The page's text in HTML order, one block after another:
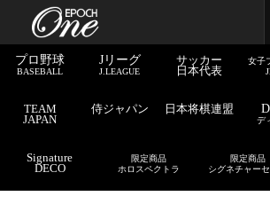
プロ野球
BASEBALL
Jリーグ
J.LEAGUE
サッカー
日本代表
女子
TEAM
JAPAN
侍ジャパン 日本将棋連盟
デ
Signature
DECO
限定商品
ホロスペクトラ
限定商品
シグネチャー